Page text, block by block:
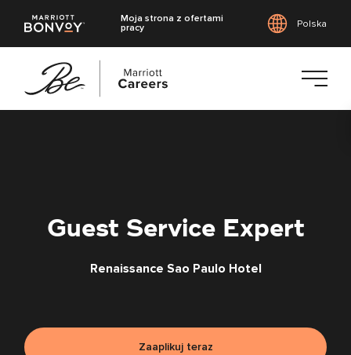
Moja strona z ofertami
pracy
Polska
Guest Service Expert
Renaissance Sao Paulo Hotel
Zaaplikuj teraz